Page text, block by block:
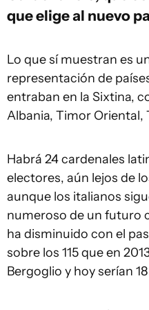
que elige al nuevo
Lo que sí muestran es
representación de
entraban en la Sixtina,
Albania, Timor Oriental,
Habrá 24 cardenales
electores, aún lejos de
aunque los italianos
numeroso de un futuro
ha disminuido con el
sobre los 115 que en
Bergoglio y hoy serían 18